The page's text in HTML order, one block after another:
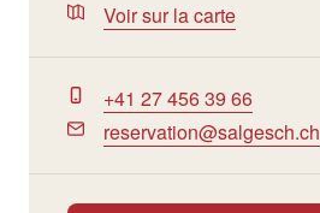
Voir sur la carte
+41 27 456 39 66
reservation@salgesch.ch